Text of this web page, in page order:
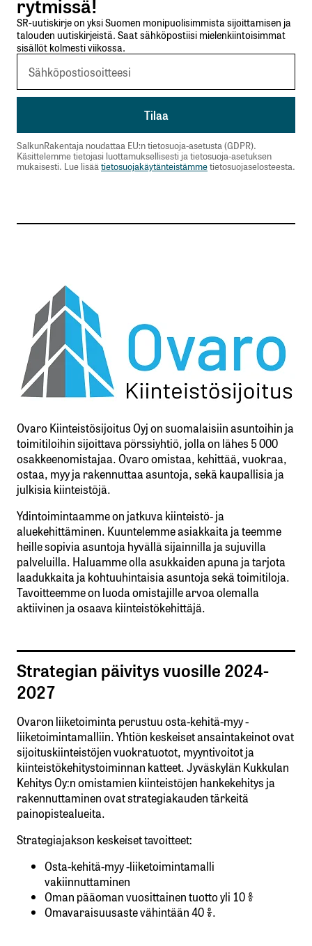
SR-uutiskirje on yksi Suomen monipuolisimmista sijoittamisen ja
talouden uutiskirjeistä. Saat sähköpostiisi mielenkiintoisimmat
sisällöt kolmesti viikossa.
SalkunRakentaja noudattaa EU:n tietosuoja-asetusta (GDPR).
Käsittelemme tietojasi luottamuksellisesti ja tietosuoja-asetuksen
mukaisesti. Lue lisäätietosuojakäytänteistämmetietosuojaselosteesta.
Ovaro Kiinteistösijoitus Oyj on suomalaisiin asuntoihin ja
toimitiloihin sijoittava pörssiyhtiö, jolla on lähes 5 000
osakkeenomistajaa. Ovaro omistaa, kehittää, vuokraa,
ostaa, myy ja rakennuttaa asuntoja, sekä kaupallisia ja
julkisia kiinteistöjä.
Ydintoimintaamme on jatkuva kiinteistö- ja
aluekehittäminen. Kuuntelemme asiakkaita ja teemme
heille sopivia asuntoja hyvällä sijainnilla ja sujuvilla
palveluilla. Haluamme olla asukkaiden apuna ja tarjota
laadukkaita ja kohtuuhintaisia asuntoja sekä toimitiloja.
Tavoitteemme on luoda omistajille arvoa olemalla
aktiivinen ja osaava kiinteistökehittäjä.
Strategian päivitys vuosille 2024-
2027
Ovaron liiketoiminta perustuu osta-kehitä-myy -
liiketoimintamalliin. Yhtiön keskeiset ansaintakeinot ovat
sijoituskiinteistöjen vuokratuotot, myyntivoitot ja
kiinteistökehitystoiminnan katteet. Jyväskylän Kukkulan
Kehitys Oy:n omistamien kiinteistöjen hankekehitys ja
rakennuttaminen ovat strategiakauden tärkeitä
painopistealueita.
Strategiajakson keskeiset tavoitteet:
Osta-kehitä-myy -liiketoimintamalli
vakiinnuttaminen
Oman pääoman vuosittainen tuotto yli 10 %
Omavaraisuusaste vähintään 40 %.